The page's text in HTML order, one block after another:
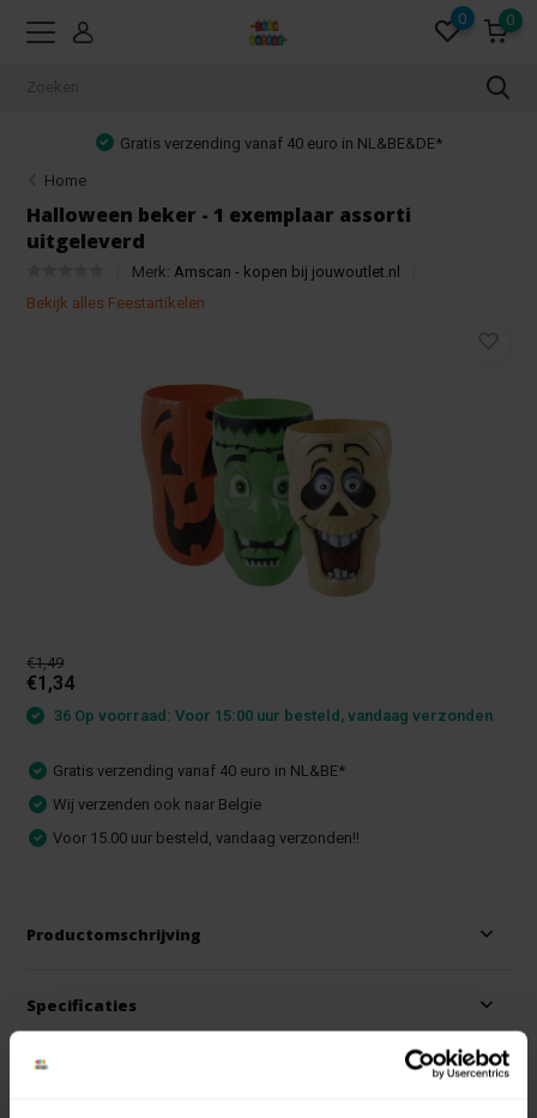
0 0
Gratis verzending vanaf 40 euro in NL&BE&DE*
Home
Halloween beker - 1 exemplaar assorti
uitgeleverd
Merk: Amscan - kopen bij jouwoutlet.nl
Bekijk alles Feestartikelen
€1,49
€1,34
36 Op voorraad: Voor 15:00 uur besteld, vandaag verzonden
Gratis verzending vanaf 40 euro in NL&BE*
Wij verzenden ook naar Belgie
Voor 15.00 uur besteld, vandaag verzonden!!
Productomschrijving
Specificaties
Reviews